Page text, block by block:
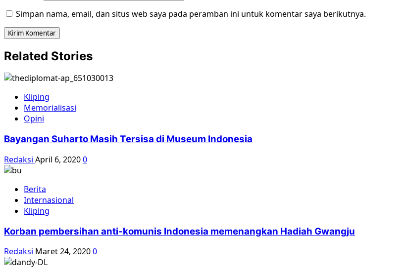
Simpan nama, email, dan situs web saya pada peramban ini untuk komentar saya berikutnya.
Related Stories
Kliping
Memorialisasi
Opini
Bayangan Suharto Masih Tersisa di Museum Indonesia
Redaksi April 6, 20200
Berita
Internasional
Kliping
Korban pembersihan anti-komunis Indonesia memenangkan Hadiah Gwangju
Redaksi Maret 24, 20200